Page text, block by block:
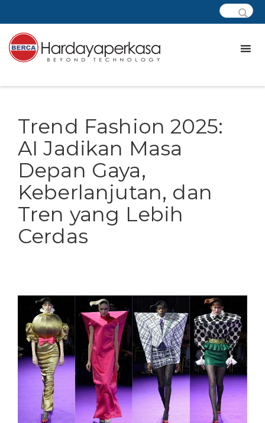
Trend Fashion 2025:
AI Jadikan Masa
Depan Gaya,
Keberlanjutan, dan
Tren yang Lebih
Cerdas